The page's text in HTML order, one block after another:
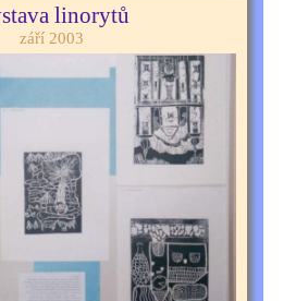
linorytů
září 2003